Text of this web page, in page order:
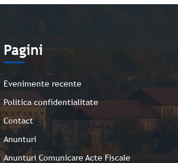
Pagini
Evenimente recente
Politica confidentialitate
Contact
Anunturi
Anunturi Comunicare Acte Fiscale